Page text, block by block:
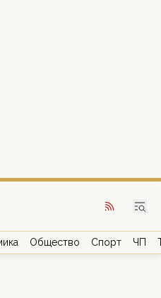
Общество Спорт ЧП